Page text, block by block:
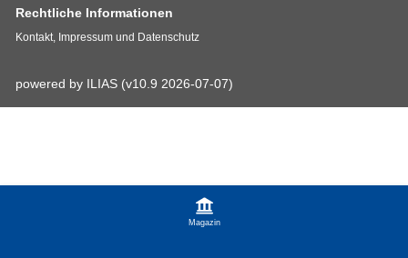
Magazin
Rechtliche Informationen
Kontakt, Impressum und Datenschutz
powered by ILIAS (v10.9 2026-07-07)